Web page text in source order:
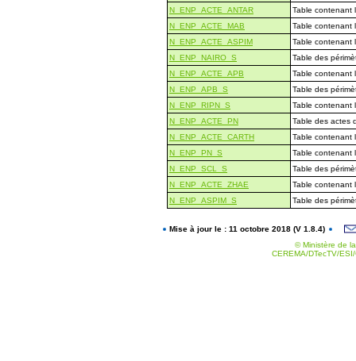
N_ENP_ACTE_ANTAR
Table contenant
N_ENP_ACTE_MAB
Table contenant
N_ENP_ACTE_ASPIM
Table contenant
N_ENP_NAIRO_S
Table des
N_ENP_ACTE_APB
Table contenant
N_ENP_APB_S
Table des
N_ENP_RIPN_S
Table contenant
N_ENP_ACTE_PN
Table des actes
N_ENP_ACTE_CARTH
Table contenant
N_ENP_PN_S
Table contenant
N_ENP_SCL_S
Table des
N_ENP_ACTE_ZHAE
Table contenant
N_ENP_ASPIM_S
Table des
Mise à jour le : 11 octobre 2018 (V 1.8.4)
© Ministère de
CEREMA/DTecTV/